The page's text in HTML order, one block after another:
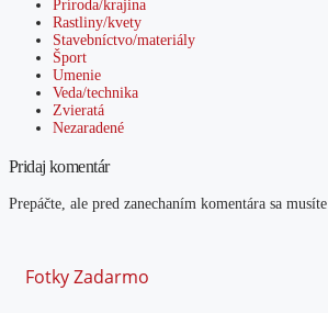
Príroda/krajina
Rastliny/kvety
Stavebníctvo/materiály
Šport
Umenie
Veda/technika
Zvieratá
Nezaradené
Pridaj komentár
Prepáčte, ale pred zanechaním komentára sa musíte
Fotky Zadarmo